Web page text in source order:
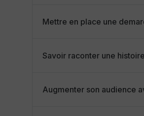
Mettre en place une
Savoir raconter une
Augmenter son audience